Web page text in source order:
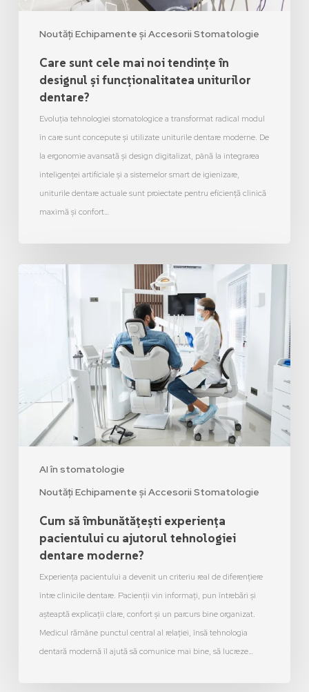
Noutăți Echipamente și Accesorii Stomatologie
Care sunt cele mai noi tendințe în
designul și funcționalitatea uniturilor
dentare?
Evoluția tehnologiei stomatologice a transformat radical modul
în care sunt concepute și utilizate uniturile dentare moderne. De
la ergonomie avansată și design digitalizat, până la integrarea
inteligenței artificiale și a sistemelor smart de igienizare,
uniturile dentare actuale sunt proiectate pentru eficiență clinică
maximă și confort…
AI în stomatologie
Noutăți Echipamente și Accesorii Stomatologie
Cum să îmbunătățești experiența
pacientului cu ajutorul tehnologiei
dentare moderne?
Experiența pacientului a devenit un criteriu real de diferențiere
între clinicile dentare. Pacienții vin informați, pun întrebări și
așteaptă explicații clare, confort și un parcurs bine organizat.
Medicul rămâne punctul central al relației, însă tehnologia
dentară modernă îl ajută să comunice mai bine, să lucreze…